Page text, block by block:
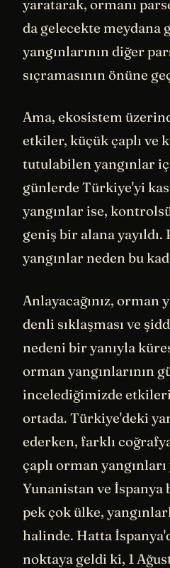
yaratarak, ormanı
da gelecekte meydana
yangınlarının diğer
sıçramasının önüne
Ama, ekosistem
etkiler, küçük çaplı ve
tutulabilen yangınlar
günlerde Türkiye'yi
yangınlar ise,
geniş bir alana yayıldı.
yangınlar neden bu
Anlayacağınız, orman
denli sıklaşması ve
nedeni bir yanıyla
orman yangınlarının
incelediğimizde
ortada. Türkiye'deki
ederken, farklı
çaplı orman
Yunanistan ve İspanya
pek çok ülke,
halinde. Hatta
noktaya geldi ki, 1